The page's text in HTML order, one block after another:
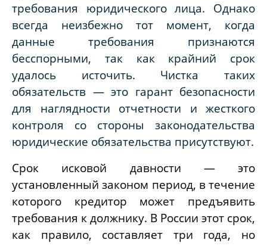
требования юридического лица. Однако
всегда неизбежно тот момент, когда
данные требования признаются
бесспорными, так как крайний срок
удалось источить. Чистка таких
обязательств — это гарант безопасности
для наглядности отчетности и жесткого
контроля со стороны законодательства
юридические обязательства присутствуют.
Срок исковой давности — это
установленный законом период, в течение
которого кредитор может предъявить
требования к должнику. В России этот срок,
как правило, составляет три года, но